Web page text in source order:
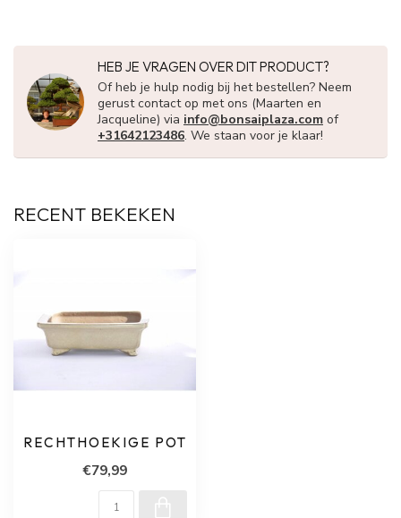
HEB JE VRAGEN OVER DIT PRODUCT?
Of heb je hulp nodig bij het bestellen? Neem
gerust contact op met ons (Maarten en
Jacqueline) via info@bonsaiplaza.com of
+31642123486. We staan voor je klaar!
RECENT BEKEKEN
RECHTHOEKIGE POT
€79,99